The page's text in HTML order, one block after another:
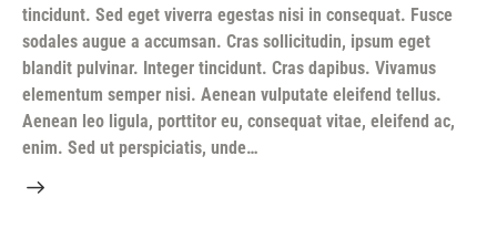
tincidunt. Sed eget viverra egestas nisi in consequat. Fusce
sodales augue a accumsan. Cras sollicitudin, ipsum eget
blandit pulvinar. Integer tincidunt. Cras dapibus. Vivamus
elementum semper nisi. Aenean vulputate eleifend tellus.
Aenean leo ligula, porttitor eu, consequat vitae, eleifend ac,
enim. Sed ut perspiciatis, unde…